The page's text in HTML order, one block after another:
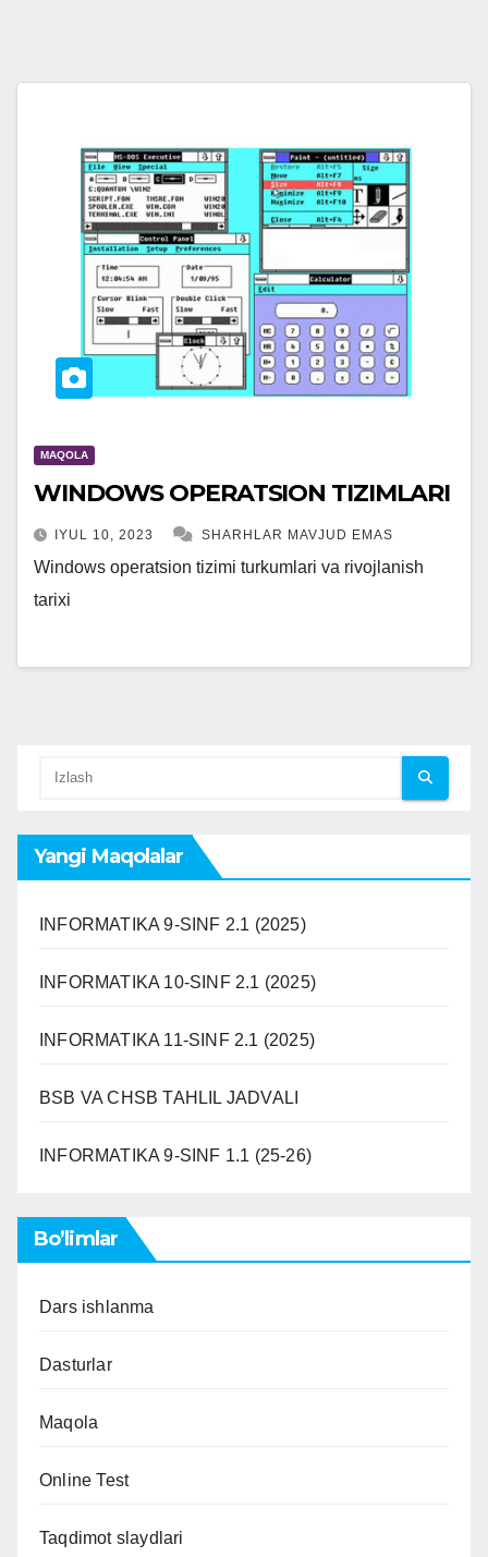
MAQOLA
WINDOWS OPERATSION TIZIMLARI
IYUL 10, 2023 SHARHLAR MAVJUD EMAS
Windows operatsion tizimi turkumlari va rivojlanish
tarixi
Yangi Maqolalar
INFORMATIKA 9-SINF 2.1 (2025)
INFORMATIKA 10-SINF 2.1 (2025)
INFORMATIKA 11-SINF 2.1 (2025)
BSB VA CHSB TAHLIL JADVALI
INFORMATIKA 9-SINF 1.1 (25-26)
Bo’limlar
Dars ishlanma
Dasturlar
Maqola
Online Test
Taqdimot slaydlari